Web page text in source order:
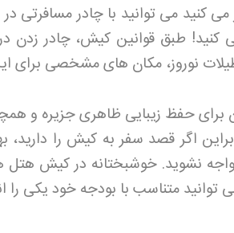
می کنید می توانید با چادر مسافرتی
کنید! طبق قوانین کیش، چادر زدن
نوروز، مکان های مشخصی برای
برای حفظ زیبایی ظاهری جزیره و
اگر قصد سفر به کیش را دارید،
نشوید. خوشبختانه در کیش هتل
توانید متناسب با بودجه خود یکی را